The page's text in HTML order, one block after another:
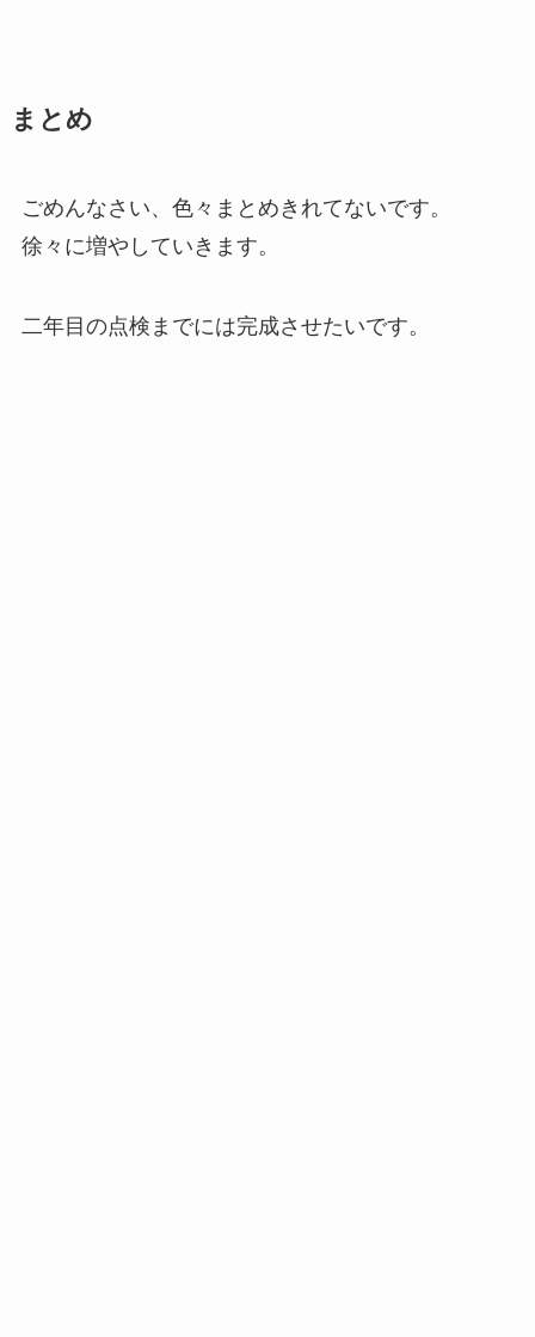
まとめ
ごめんなさい、色々まとめきれてないです。
徐々に増やしていきます。
二年目の点検までには完成させたいです。